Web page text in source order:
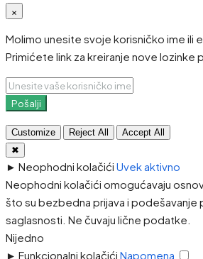
×
Molimo unesite svoje korisničko ime ili
Primićete link za kreiranje nove lozinke
Pošalji
Customize Reject All
Accept All
✖
► Neophodni kolačići Uvek aktivno
Neophodni kolačići omogućavaju
što su bezbedna prijava i podešavanje
saglasnosti. Ne čuvaju lične podatke.
Nijedno
► Funkcionalni kolačići Napomena